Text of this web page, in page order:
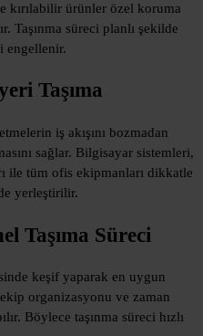
kırılabilir ürünler özel koruma
Taşınma süreci planlı şekilde
engellenir.
Taşıma
iş akışını bozmadan
sağlar. Bilgisayar sistemleri,
ile tüm ofis ekipmanları dikkatle
yerleştirilir.
Taşıma Süreci
keşif yaparak en uygun
organizasyonu ve zaman
Böylece taşınma süreci hızlı